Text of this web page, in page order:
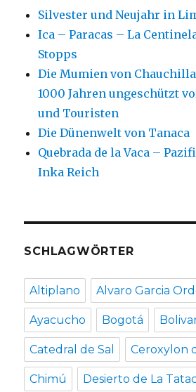
Silvester und Neujahr in
Ica – Paracas – La
Stopps
Die Mumien von
1000 Jahren ungeschützt
und Touristen
Die Dünenwelt von Tanaca
Quebrada de la Vaca –
Inka Reich
SCHLAGWÖRTER
Altiplano Alvaro Garcia
Ayacucho Bogotá
Catedral de Sal Ceroxylon
Chimú Desierto de La